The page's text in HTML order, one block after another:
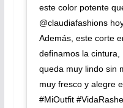
este color potente
@claudiafashions
Además, este corte
definamos la cintura,
queda muy lindo sin
muy fresco y alegre
#MiOutfit